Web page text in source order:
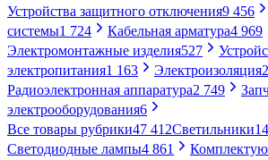
Устройства защитного отключения9 456
системы1 724 Кабельная арматура4 969
Электромонтажные изделия527
электропитания1 163 Электроизоляция
Радиоэлектронная аппаратура2 749
электрооборудования6
Все товары рубрики47 412Светильники
Светодиодные лампы4 861